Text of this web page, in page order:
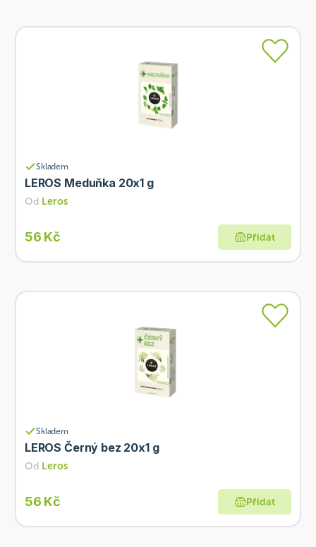
Skladem
LEROS Meduňka 20x1 g
Od Leros
56 Kč Přidat
Skladem
LEROS Černý bez 20x1 g
Od Leros
56 Kč Přidat